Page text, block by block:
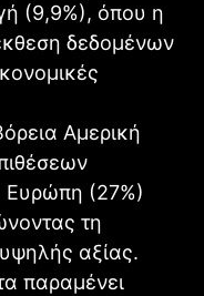
(9,9%), όπου η
δεδομένων
Αμερική
Ευρώπη (27%)
τη
αξίας.
παραμένει